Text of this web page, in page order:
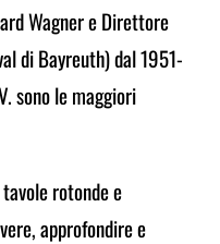
Wagner e Direttore
di Bayreuth) dal 1951-
sono le maggiori
rotonde e
approfondire e